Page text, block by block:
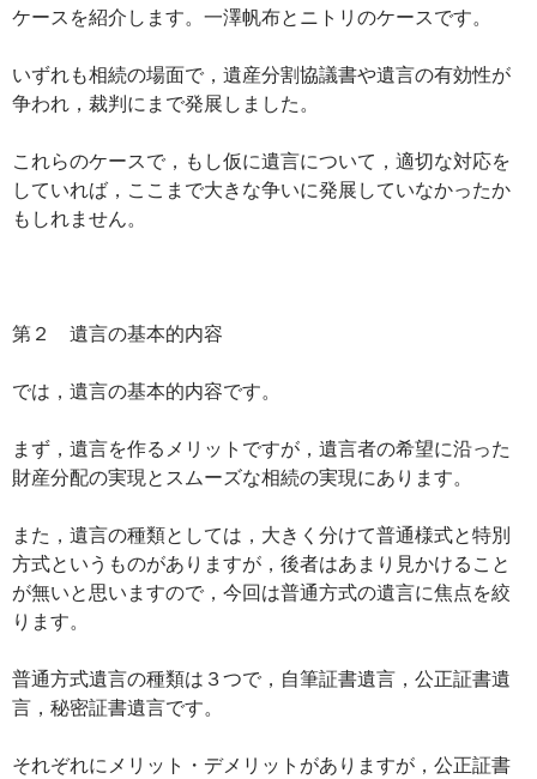
ケースを紹介します。一澤帆布とニトリのケースです。
いずれも相続の場面で，遺産分割協議書や遺言の有効性が
争われ，裁判にまで発展しました。
これらのケースで，もし仮に遺言について，適切な対応を
していれば，ここまで大きな争いに発展していなかったか
もしれません。
第２ 遺言の基本的内容
では，遺言の基本的内容です。
まず，遺言を作るメリットですが，遺言者の希望に沿った
財産分配の実現とスムーズな相続の実現にあります。
また，遺言の種類としては，大きく分けて普通様式と特別
方式というものがありますが，後者はあまり見かけること
が無いと思いますので，今回は普通方式の遺言に焦点を絞
ります。
普通方式遺言の種類は３つで，自筆証書遺言，公正証書遺
言，秘密証書遺言です。
それぞれにメリット・デメリットがありますが，公正証書